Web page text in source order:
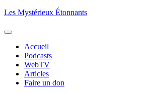
Aller
contenu
Les Mystérieux Étonnants
Accueil
Podcasts
WebTV
Articles
Faire un don